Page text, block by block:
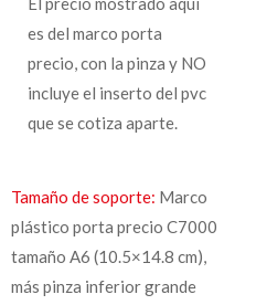
es del marco porta
precio, con la pinza y NO
incluye el inserto del pvc
que se cotiza aparte.
Tamaño de soporte: Marco
plástico porta precio C7000
tamaño A6 (10.5×14.8 cm),
más pinza inferior grande